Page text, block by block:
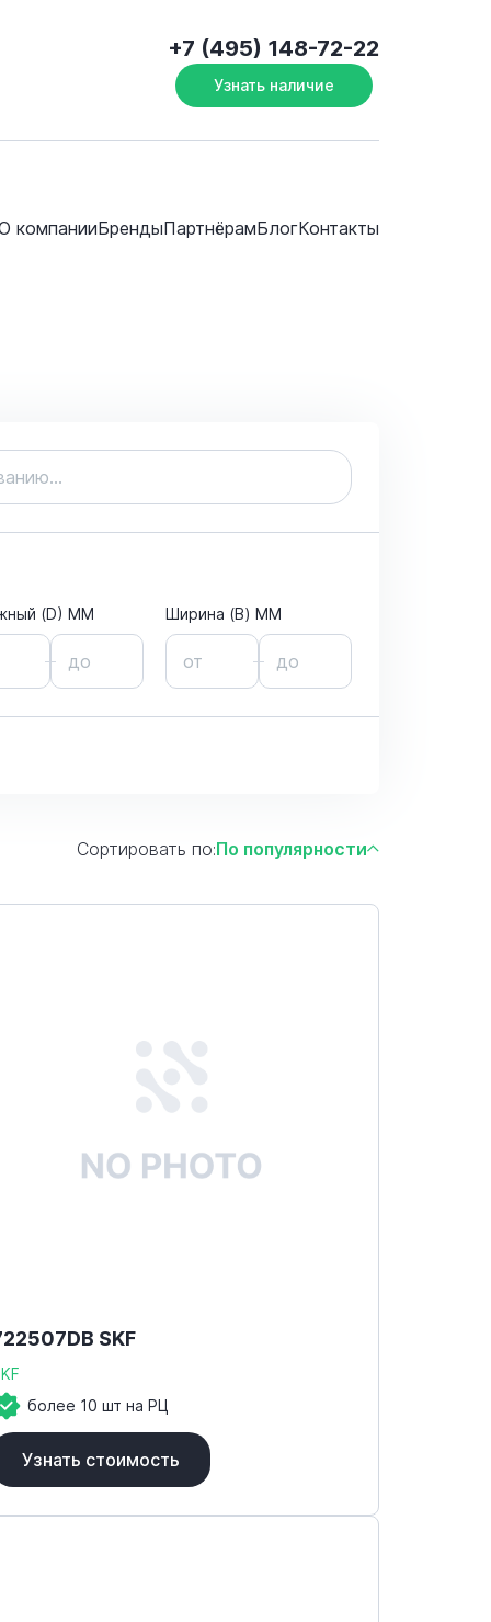
+7 (495) 148-72-22
Узнать наличие
компанииБрендыПартнёрамБлогКонтакты
(D) ММ Ширина (B) MM
Сортировать по:По популярности
SKF
более 10 шт на РЦ
Узнать стоимость